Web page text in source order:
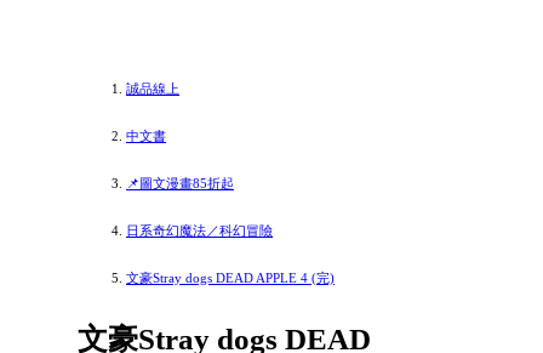
誠品線上
中文書
📌圖文漫畫85折起
日系奇幻魔法／科幻冒險
文豪Stray dogs DEAD APPLE 4 (完)
文豪Stray dogs DEAD